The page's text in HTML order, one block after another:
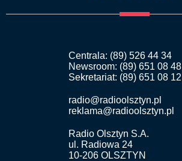
Centrala: (89) 526 44 34
Newsroom: (89) 651 08 48
Sekretariat: (89) 651 08 12
radio@radioolsztyn.pl
reklama@radioolsztyn.pl
Radio Olsztyn S.A.
ul. Radiowa 24
10-206 OLSZTYN